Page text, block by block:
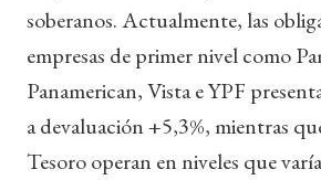
soberanos. Actualmente, las
empresas de primer nivel como
Panamerican, Vista e YPF
a devaluación +5,3%, mientras
Tesoro operan en niveles que